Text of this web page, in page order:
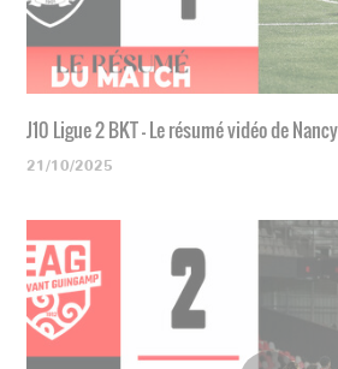
J10 Ligue 2 BKT - Le résumé vidéo de
21/10/2025